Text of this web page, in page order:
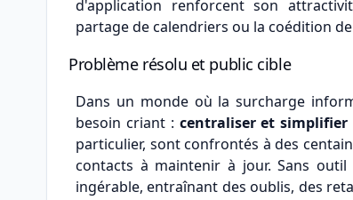
d'application renforcent son
partage de calendriers ou la coédition
Problème résolu et public cible
Dans un monde où la surcharge
besoin criant : centraliser et
particulier, sont confrontés à des
contacts à maintenir à jour. Sans
ingérable, entraînant des oublis, des